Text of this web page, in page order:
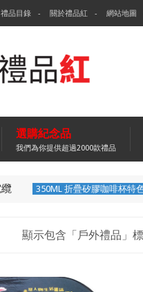
禮品目錄 關於禮品紅 網站地圖
選購紀念品
我們為你提供超過2000款禮品
350ML 折疊矽膠咖啡杯特色禮品杯
顯示包含「戶外禮品」